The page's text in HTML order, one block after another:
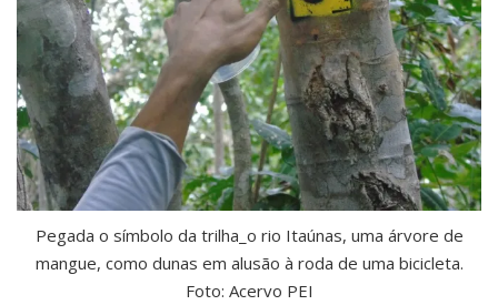
Pegada o símbolo da trilha_o rio Itaúnas, uma árvore de
mangue, como dunas em alusão à roda de uma bicicleta.
Foto: Acervo PEI